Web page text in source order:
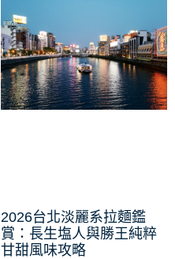
2026台北淡麗系拉麵鑑
賞：長生塩人與勝王純粹
甘甜風味攻略